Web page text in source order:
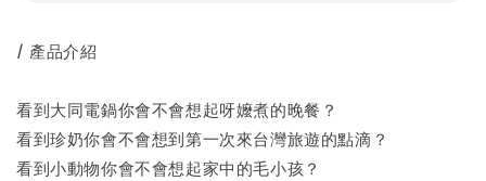
/ 產品介紹
看到大同電鍋你會不會想起呀嬤煮的晚餐？
看到珍奶你會不會想到第一次來台灣旅遊的點滴？
看到小動物你會不會想起家中的毛小孩？